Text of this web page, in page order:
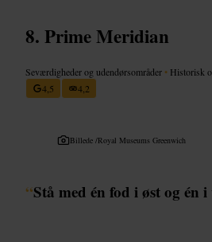
Prime Meridian
Seværdigheder og udendørsområder • Historisk
4,5
4,2
Billede /Royal Museums Greenwich
“Stå med én fod i øst og én i